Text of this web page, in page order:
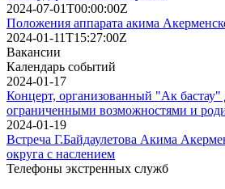
2024-07-01T00:00:00Z
Положения аппарата акима
2024-01-11T15:27:00Z
Вакансии
Календарь событий
2024-01-17
Концерт, организованный "Ак
ограниченными возможностями и
2024-01-19
Встреча Г.Байдаулетова Акима
округа с наслением
Телефоны экстренных служб